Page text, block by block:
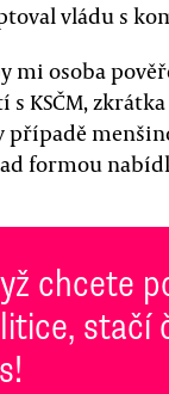
vládu s
mi osoba
s KSČM,
případě
formou
chcete
stačí